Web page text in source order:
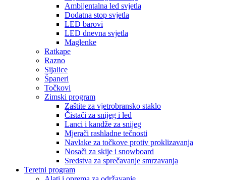
Ambijentalna led svjetla
Dodatna stop svjetla
LED barovi
LED dnevna svjetla
Maglenke
Ratkape
Razno
Sijalice
Španeri
Točkovi
Zimski program
Zaštite za vjetrobransko staklo
Čistači za snijeg i led
Lanci i kandže za snijeg
Mjerači rashladne tečnosti
Navlake za točkove protiv proklizavanja
Nosači za skije i snowboard
Sredstva za sprečavanje smrzavanja
Teretni program